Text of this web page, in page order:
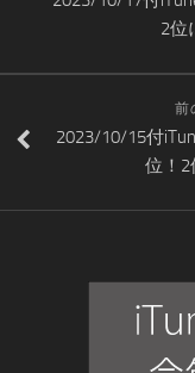
2位
前
2023/10/15付
位！2